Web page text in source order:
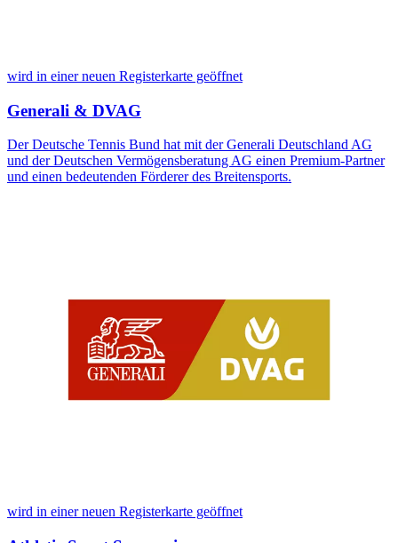
wird in einer neuen Registerkarte geöffnet
Generali & DVAG
Der Deutsche Tennis Bund hat mit der Generali Deutschland AG
und der Deutschen Vermögensberatung AG einen Premium-Partner
und einen bedeutenden Förderer des Breitensports.
wird in einer neuen Registerkarte geöffnet